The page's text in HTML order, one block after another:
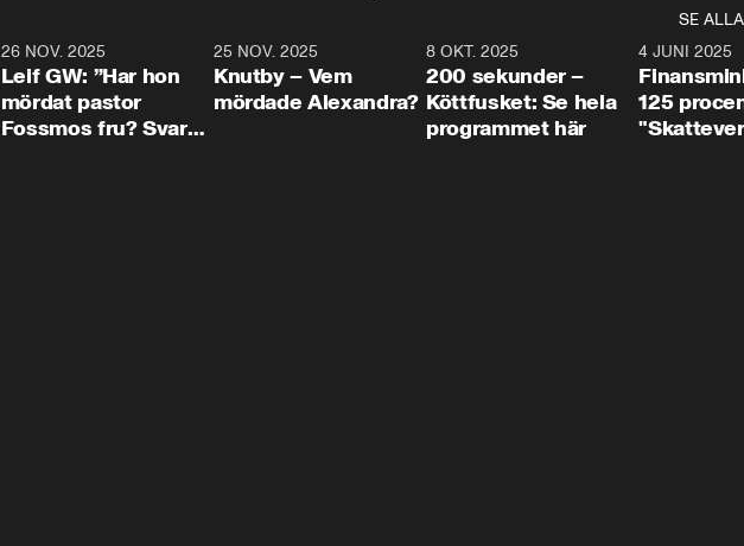
SE ALLA
26 NOV. 2025
Leif GW: ”Har hon
mördat pastor
Fossmos fru? Svar
31:05
25 NOV. 2025
Knutby – Vem
mördade Alexandra?
4:29
8 OKT. 2025
200 sekunder –
Köttfusket: Se hela
programmet här
4 JUNI 2025
125